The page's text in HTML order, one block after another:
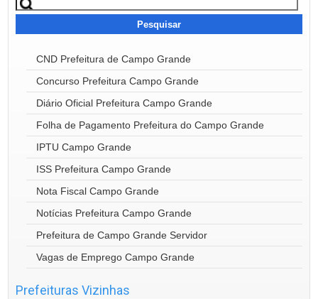
por:
CND Prefeitura de Campo Grande
Concurso Prefeitura Campo Grande
Diário Oficial Prefeitura Campo Grande
Folha de Pagamento Prefeitura do Campo Grande
IPTU Campo Grande
ISS Prefeitura Campo Grande
Nota Fiscal Campo Grande
Notícias Prefeitura Campo Grande
Prefeitura de Campo Grande Servidor
Vagas de Emprego Campo Grande
Prefeituras Vizinhas